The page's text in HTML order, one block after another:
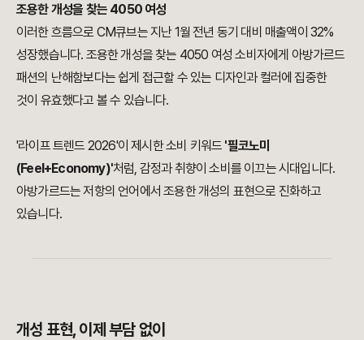
조용한 개성을 찾는 4050 여성
이러한 흐름으로 CM큐브는 지난 1월 전년 동기 대비 매출액이 32%
성장했습니다. 조용한 개성을 찾는 4050 여성 소비자에게 아방가르드
패션의 난해함보다는 쉽게 접근할 수 있는 디자인과 컬러에 집중한
것이 유효했다고 볼 수 있습니다.
'라이프 트렌드 2026'이 제시한 소비 키워드 '필코노미
(Feel+Economy)'처럼, 감정과 취향이 소비를 이끄는 시대입니다.
아방가르드는 저항의 언어에서 조용한 개성의 표현으로 진화하고
있습니다.
개성 표현, 이제 부담 없이